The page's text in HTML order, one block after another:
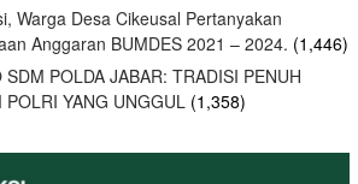
Warga Desa Cikeusal Pertanyakan
Anggaran BUMDES 2021 – 2024. (1,446)
POLDA JABAR: TRADISI PENUH
YANG UNGGUL (1,358)